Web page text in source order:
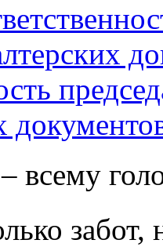
всему
забот,